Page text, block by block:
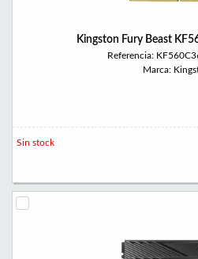
Kingston Fury Beast
Referencia:
Marca:
Sin stock